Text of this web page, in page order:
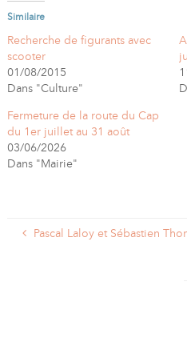
Similaire
Recherche de figurants avec
scooter
01/08/2015
Dans "Culture"
Fermeture de la route du Cap
du 1er juillet au 31 août
03/06/2026
Dans "Mairie"
Pascal Laloy et Sébastien